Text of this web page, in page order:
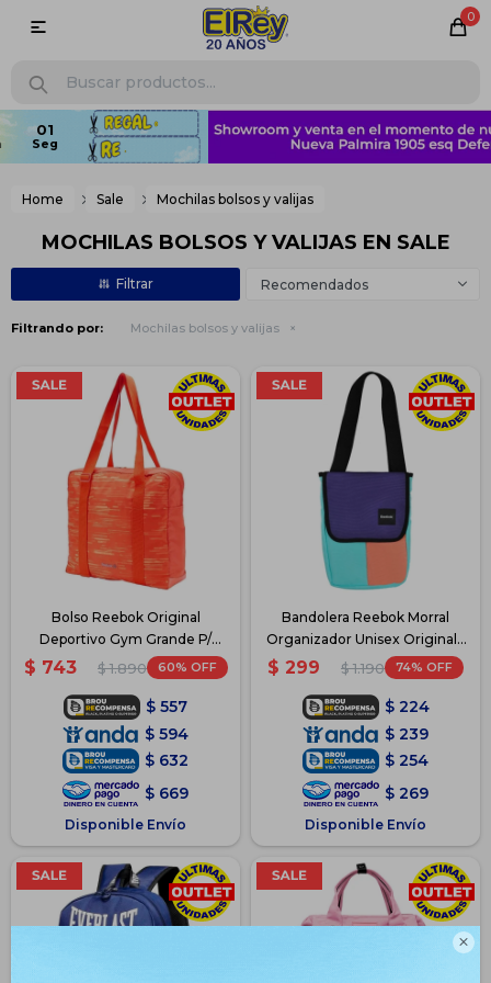

0

Home Sale Mochilas bolsos y valijas
MOCHILAS BOLSOS Y VALIJAS EN SALE
Recomendados
Filtrando por: Mochilas bolsos y valijas
Bolso Reebok Original
Deportivo Gym Grande P/
Dama - Naranja
$ 743 $ 1.890 60
$ 557
$ 594
$ 632
$ 669
Disponible Envío
Bandolera Reebok Morral
Organizador Unisex Original -
Violeta/Rosado/Verde
$ 299 $ 1.190 74
$ 224
$ 239
$ 254
$ 269
Disponible Envío